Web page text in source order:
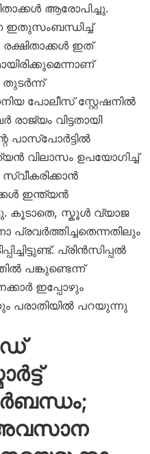
ആരോപിച്ചു.
ഇതുസംബന്ധിച്ച്
ഇത്
തുടർന്ന്
പോലീസ് സ്റ്റേഷനിൽ
വിട്ടതായി
പാസ്പോർട്ടിൽ
വിലാസം ഉപയോഗിച്ച്
ഇന്ത്യൻ
കൂടാതെ, സ്കൂൾ വ്യാജ
പ്രിൻസിപ്പൽ
പങ്കുണ്ടെന്ന്
ഇപ്പോഴും
പരാതിയിൽ പറയുന്നു